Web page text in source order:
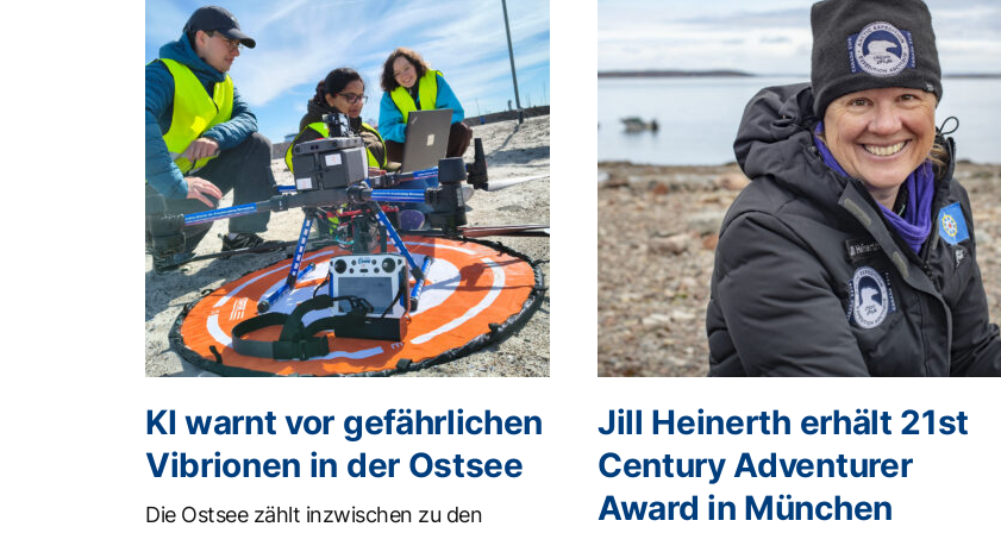
KI warnt vor gefährlichen
Vibrionen in der Ostsee
Die Ostsee zählt inzwischen zu den
Jill Heinerth erhält 21st
Century Adventurer
Award in München